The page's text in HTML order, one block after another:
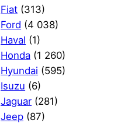
Fiat (313)
Ford (4 038)
Haval (1)
Honda (1 260)
Hyundai (595)
Isuzu (6)
Jaguar (281)
Jeep (87)